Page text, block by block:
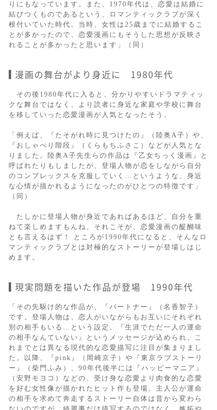
りにもなっています。また、1970年代は、恋愛は結婚に
結びつくものであるという、ロマンティックラブが深く
根付いていた時代。当時、女性は25歳までに結婚するこ
とが多かったので、恋愛漫画にもそうした思想が反映さ
れることが多かったと思います」（同）
漫画の舞台がより身近に 1980年代
その後1980年代に入ると、分かりやすいドラマティッ
クな舞台ではなく、より読者に身近な家庭や学校に舞台
を移していった恋愛漫画が人気となったそう。
「例えば、『たそがれ時に見つけたの』（陸奥A子）や、
『おしゃべり階段』（くらもちふさこ）などが人気とな
りました。陸奥A子先生らの作品は『乙女ちっく漫画』と
呼ばれたりもしましたが、登場人物が恋をしながら自分
のコンプレックスを克服していく…というような、身近
な心情が描かれるようになったのがひとつの特徴です」
（同）
たしかに登場人物が身近であればあるほど、自分を重
ねて楽しめますもんね。それこそが、恋愛漫画の醍醐味
とも言えるはず！ ところが1990年代になると、そんなロ
マンティックラブとは対極的なストーリーが登場しはじ
めます。
現実問題を描いた作品が登場 1990年代
「その先駆け的な作品が、『パートナー』（名香智子）
です。登場人物は、恋人がいながらもお互いにそれぞれ
別の相手もいる…という設定。『生涯でただ一人の運命
の相手なんていない』というメッセージが込められ、こ
れまでとは異なる現代的な恋愛描写に注目が集まりまし
た。以降、『pink』（岡崎京子）や『東京ラブストーリ
ー』（柴門ふみ）、90年代後半には『ハッピーマニア』
（安野モヨコ）などの、受け身な恋愛より肉食的な恋愛
を好む女性像が描かれたヒット作も登場。主人公が運命
の相手を求めて奔走するストーリー自体は昔から変わら